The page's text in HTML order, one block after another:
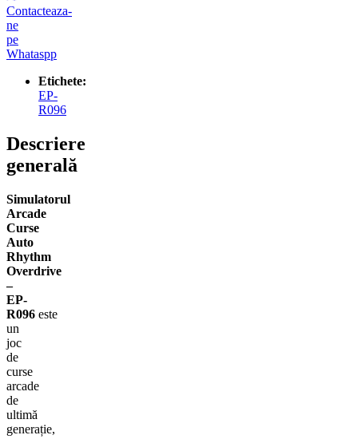
Contacteaza-
ne
pe
Whataspp
Etichete:
EP-
R096
Descriere
generală
Simulatorul
Arcade
Curse
Auto
Rhythm
Overdrive
–
EP-
R096 este
un
joc
de
curse
arcade
de
ultimă
generație,